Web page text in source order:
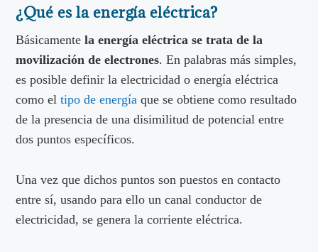
¿Qué es la energía eléctrica?
Básicamentela energía eléctrica se trata de la
movilización de electrones. En palabras más simples,
es posible definir la electricidad o energía eléctrica
como eltipo de energía que se obtiene como resultado
de la presencia de una disimilitud de potencial entre
dos puntos específicos.
Una vez que dichos puntos son puestos en contacto
entre sí, usando para ello un canal conductor de
electricidad, se genera la corriente eléctrica.